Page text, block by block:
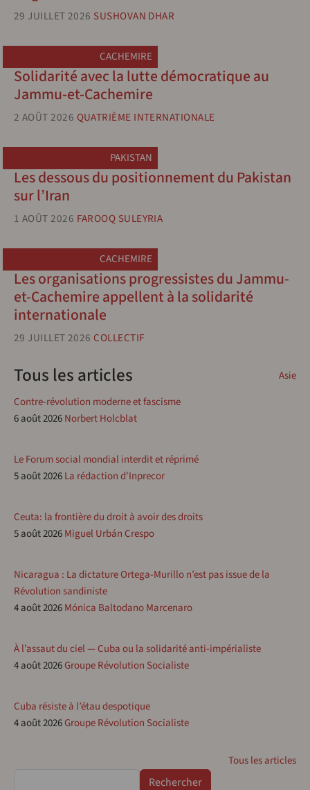
29 JUILLET 2026 SUSHOVAN DHAR
CACHEMIRE
Solidarité avec la lutte démocratique au
Jammu-et-Cachemire
2 AOÛT 2026 QUATRIÈME INTERNATIONALE
PAKISTAN
Les dessous du positionnement du Pakistan
sur l’Iran
1 AOÛT 2026 FAROOQ SULEYRIA
CACHEMIRE
Les organisations progressistes du Jammu-
et-Cachemire appellent à la solidarité
internationale
29 JUILLET 2026 COLLECTIF
Asie
Tous les articles
Contre-révolution moderne et fascisme
6 août 2026Norbert Holcblat
Le Forum social mondial interdit et réprimé
5 août 2026La rédaction d'Inprecor
Ceuta: la frontière du droit à avoir des droits
5 août 2026Miguel Urbán Crespo
Nicaragua : La dictature Ortega-Murillo n’est pas issue de la
Révolution sandiniste
4 août 2026Mónica Baltodano Marcenaro
À l’assaut du ciel — Cuba ou la solidarité anti-impérialiste
4 août 2026Groupe Révolution Socialiste
Cuba résiste à l’étau despotique
4 août 2026Groupe Révolution Socialiste
Tous les articles